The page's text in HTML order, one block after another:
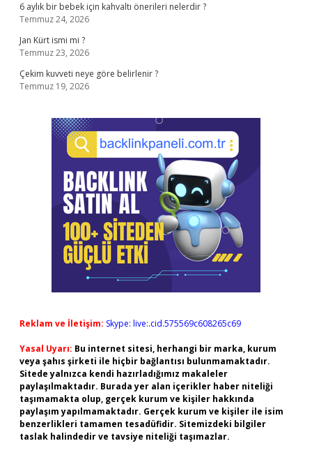
6 aylık bir bebek için kahvaltı önerileri nelerdir ?
Temmuz 24, 2026
Jan Kürt ismi mi ?
Temmuz 23, 2026
Çekim kuvveti neye göre belirlenir ?
Temmuz 19, 2026
Reklam ve İletişim: Skype: live:.cid.575569c608265c69
Yasal Uyarı: Bu internet sitesi, herhangi bir marka, kurum
veya şahıs şirketi ile hiçbir bağlantısı bulunmamaktadır.
Sitede yalnızca kendi hazırladığımız makaleler
paylaşılmaktadır. Burada yer alan içerikler haber niteliği
taşımamakta olup, gerçek kurum ve kişiler hakkında
paylaşım yapılmamaktadır. Gerçek kurum ve kişiler ile isim
benzerlikleri tamamen tesadüfidir. Sitemizdeki bilgiler
taslak halindedir ve tavsiye niteliği taşımazlar.